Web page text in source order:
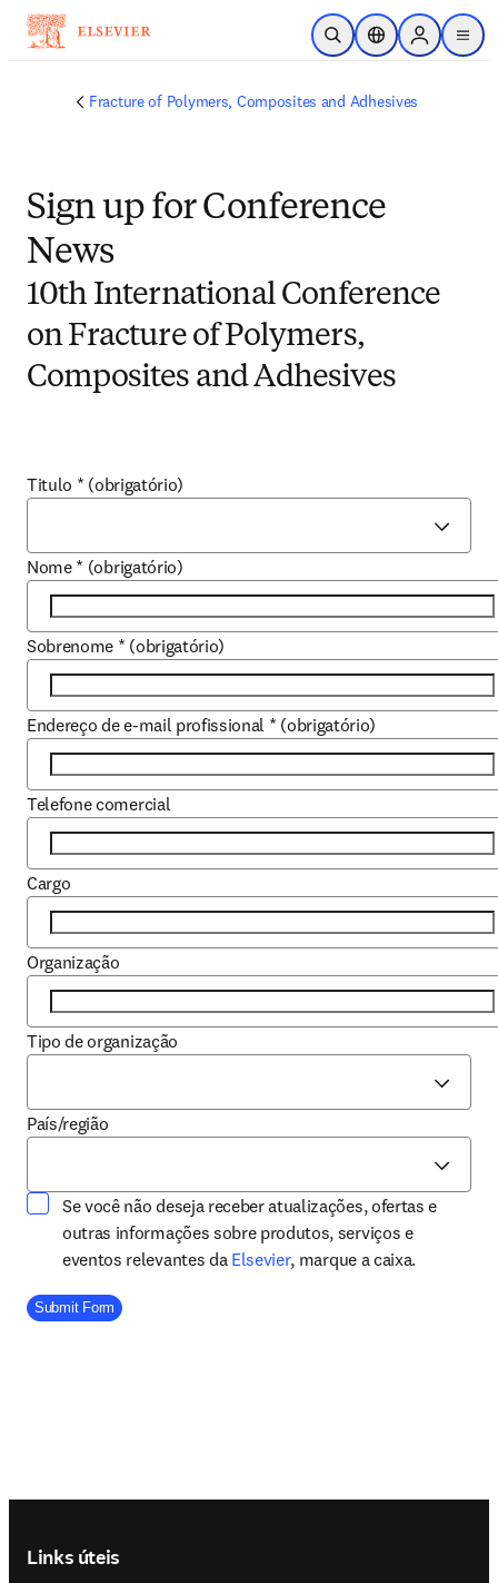
Ir para o conteúdo principal
Pesquisa aberta
Seletor deSign in to
menu
Fracture of Polymers, Composites and Adhesives
Sign up for Conference
News
10th International Conference
on Fracture of Polymers,
Composites and Adhesives
Titulo * (obrigatório)
Nome * (obrigatório)
Sobrenome * (obrigatório)
Endereço de e-mail profissional * (obrigatório)
Telefone comercial
Cargo
Organização
Tipo de organização
País/região
Se você não deseja receber atualizações, ofertas e
outras informações sobre produtos, serviços e
eventos relevantes da Elsevieropens in new tab/window
, marque a caixa.
Company Division
Submit Form
Links úteis